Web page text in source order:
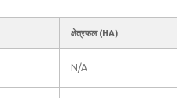
क्षेत्रफल (HA)
N/A